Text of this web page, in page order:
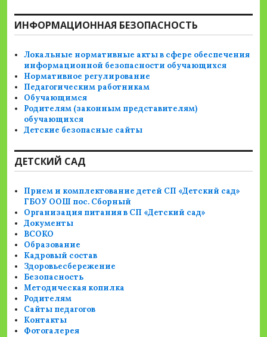
ИНФОРМАЦИОННАЯ БЕЗОПАСНОСТЬ
Локальные нормативные акты в сфере обеспечения
информационной безопасности обучающихся
Нормативное регулирование
Педагогическим работникам
Обучающимся
Родителям (законным представителям)
обучающихся
Детские безопасные сайты
ДЕТСКИЙ САД
Прием и комплектование детей СП «Детский сад»
ГБОУ ООШ пос. Сборный
Организация питания в СП «Детский сад»
Документы
ВСОКО
Образование
Кадровый состав
Здоровьесбережение
Безопасность
Методическая копилка
Родителям
Сайты педагогов
Контакты
Фотогалерея